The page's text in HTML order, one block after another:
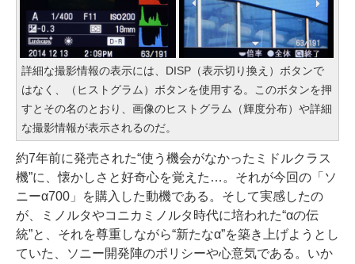
詳細な撮影情報の表示には、DISP（表示切り換え）ボタンで
はなく、（ヒストグラム）ボタンを使用する。このボタンを押
すとその名のとおり、画像のヒストグラム（輝度分布）や詳細
な撮影情報が表示されるのだ。
約7年前に発売された“使う機会がなかったミドルクラス
機”に、懐かしさと好奇心を覚えた…。それが今回の「ソ
ニーα700」を購入した動機である。そして実感したの
が、ミノルタやコニカミノルタ時代に培われた“αの伝
統”と、それを尊重しながら“新たなα”を築き上げようとし
ていた、ソニー開発陣のポリシーや心意気である。いか